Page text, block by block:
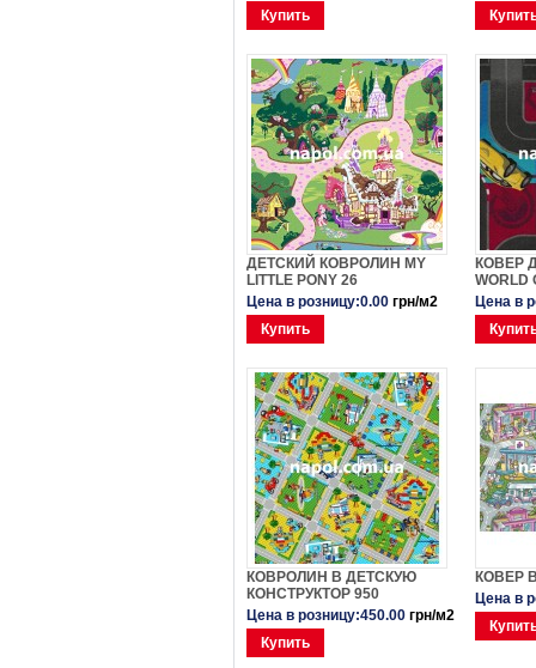
Купить
ДЕТСКИЙ КОВРОЛИН MY
LITTLE PONY 26
Цена в розницу:0.00 грн/м2
Купить
КОВЕР
WORLD
Цена в
КОВРОЛИН В ДЕТСКУЮ
КОНСТРУКТОР 950
Цена в розницу:450.00 грн/м2
Купить
КОВЕР
Цена в